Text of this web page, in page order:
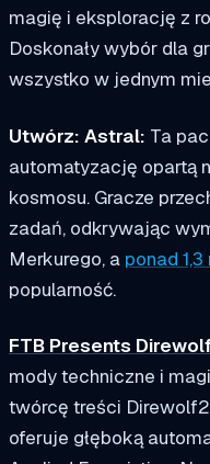
magię i eksplorację z
Doskonały wybór dla
wszystko w jednym
Utwórz: Astral: Ta
automatyzację opartą
kosmosu. Gracze
zadań, odkrywając
Merkurego, a ponad
popularność.
FTB Presents
mody techniczne i
twórcę treści
oferuje głęboką